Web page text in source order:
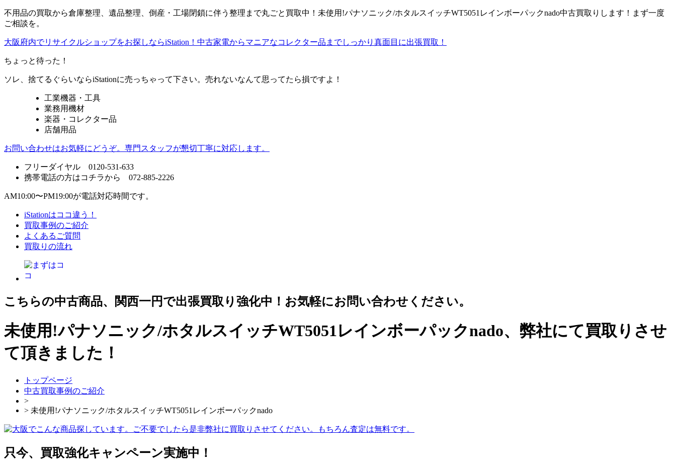
不用品の買取から倉庫整理、遺品整理、倒産・工場閉鎖に伴う整理まで丸ごと買取中！未使用!パナソニック/ホタルスイッチWT5051レインボーパックnado中古買取りします！まず一度
ご相談を。
大阪府内でリサイクルショップをお探しならiStation！中古家電からマニアなコレクター品までしっかり真面目に出張買取！
ちょっと待った！
ソレ、捨てるぐらいならiStationに売っちゃって下さい。売れないなんて思ってたら損ですよ！
工業機器・工具
業務用機材
楽器・コレクター品
店舗用品
お問い合わせはお気軽にどうぞ。専門スタッフが懇切丁寧に対応します。
フリーダイヤル 0120-531-633
携帯電話の方はコチラから 072-885-2226
AM10:00〜PM19:00が電話対応時間です。
iStationはココ違う！
買取事例のご紹介
よくあるご質問
買取りの流れ
こちらの中古商品、関西一円で出張買取り強化中！お気軽にお問い合わせください。
未使用!パナソニック/ホタルスイッチWT5051レインボーパックnado、弊社にて買取りさせ
て頂きました！
トップページ
中古買取事例のご紹介
>
> 未使用!パナソニック/ホタルスイッチWT5051レインボーパックnado
只今、買取強化キャンペーン実施中！